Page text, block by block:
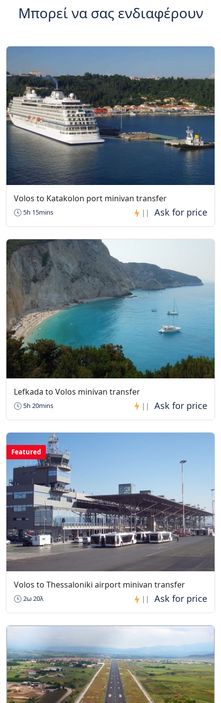
Μπορεί να σας ενδιαφέρουν
Volos to Katakolon port minivan transfer
5h 15mins ||
Lefkada to Volos minivan transfer
5h 20mins ||
Featured
Volos to Thessaloniki airport minivan transfer
2ω 20λ ||